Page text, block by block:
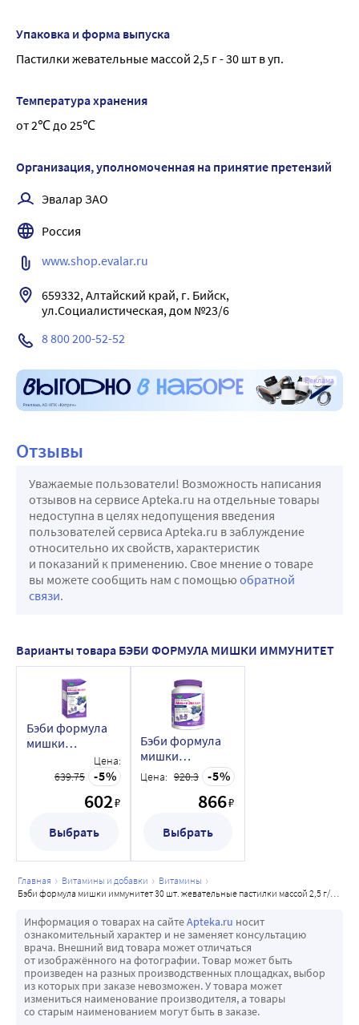
Упаковка и форма выпуска
Пастилки жевательные массой 2,5 г - 30 шт в уп.
Температура хранения
от 2℃ до 25℃
Организация, уполномоченная на принятие претензий
Эвалар ЗАО
Россия
www.shop.evalar.ru
659332, Алтайский край, г. Бийск,
ул.Социалистическая, дом №23/6
8 800 200-52-52
Реклама
Отзывы
Уважаемые пользователи! Возможность написания
отзывов на сервисе Apteka.ru на отдельные товары
недоступна в целях недопущения введения
пользователей сервиса Apteka.ru в заблуждение
относительно их свойств, характеристик
и показаний к применению. Свое мнение о товаре
вы можете сообщить нам с помощью обратной
связи.
Варианты товара БЭБИ ФОРМУЛА МИШКИ ИММУНИТЕТ
Бэби формула
мишки
иммунитет 30
жевательные
банка
Цена:
639.75
5
602₽
Выбрать
Бэби формула
мишки
иммунитет 60
шт.
жевательные
массой 2,5 г/
Цена: 920.3 5
866₽
Выбрать
главная витамины и добавки
витамины
бэби формула мишки иммунитет 30 шт. жевательные пастилки массой 2,5 г/банка
Информация о товарах на сайтеApteka.ru носит
ознакомительный характер и не заменяет консультацию
врача. Внешний вид товара может отличаться
от изображённого на фотографии. Товар может быть
произведен на разных производственных площадках, выбор
из которых при заказе невозможен. У товара может
измениться наименование производителя, а товары
со старым наименованием могут быть в заказе.